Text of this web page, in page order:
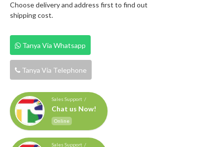
Choose delivery and address first to find out
shipping cost.
Tanya Via Whatsapp
Tanya Via Telephone
Sales Support /
Chat us Now!
Online
Sales Support /